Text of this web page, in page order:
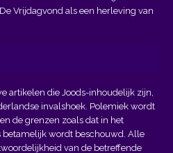
Vrijdagvond als een herleving van
artikelen die Joods-inhoudelijk zijn,
invalshoek. Polemiek wordt
de grenzen zoals dat in het
wordt beschouwd. Alle
van de betreffende